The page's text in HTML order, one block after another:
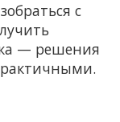
с
— решения